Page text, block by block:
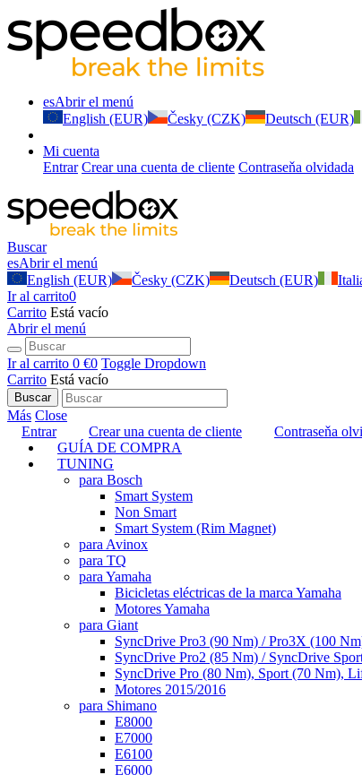
esAbrir el menú
English (EUR)
Česky (CZK) Deutsch (EUR)
Mi cuenta
Entrar Crear una cuenta de cliente Contraseňa olvidada
Buscar
esAbrir el menú
English (EUR)
Česky (CZK) Deutsch (EUR)
Ir al carrito0
Carrito Está vacío
Abrir el menú
Ir al carrito 0 €0 Toggle Dropdown
Carrito Está vacío
Buscar
Más Close
Entrar
Crear una cuenta de cliente
Contraseňa
GUÍA DE COMPRA
TUNING
para Bosch
Smart System
Non Smart
Smart System (Rim Magnet)
para Avinox
para TQ
para Yamaha
Bicicletas eléctricas de la marca Yamaha
Motores Yamaha
para Giant
SyncDrive Pro3 (90 Nm) / Pro3X (100
SyncDrive Pro2 (85 Nm) / SyncDrive
SyncDrive Pro (80 Nm), Sport (70 Nm),
Motores 2015/2016
para Shimano
E8000
E7000
E6100
E6000